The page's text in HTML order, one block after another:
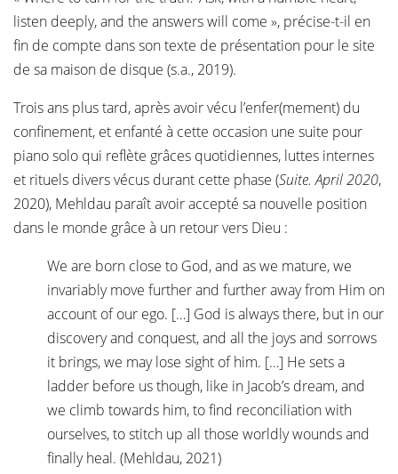
listen deeply, and the answers will come », précise-t-il en
fin de compte dans son texte de présentation pour le site
de sa maison de disque (s.a., 2019).
Trois ans plus tard, après avoir vécu l’enfer(mement) du
confinement, et enfanté à cette occasion une suite pour
piano solo qui reflète grâces quotidiennes, luttes internes
et rituels divers vécus durant cette phase (Suite. April 2020,
2020), Mehldau paraît avoir accepté sa nouvelle position
dans le monde grâce à un retour vers Dieu :
We are born close to God, and as we mature, we
invariably move further and further away from Him on
account of our ego. […] God is always there, but in our
discovery and conquest, and all the joys and sorrows
it brings, we may lose sight of him. […] He sets a
ladder before us though, like in Jacob’s dream, and
we climb towards him, to find reconciliation with
ourselves, to stitch up all those worldly wounds and
finally heal. (Mehldau, 2021)